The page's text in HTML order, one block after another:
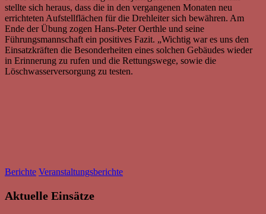
stellte sich heraus, dass die in den vergangenen Monaten neu
errichteten Aufstellflächen für die Drehleiter sich bewähren. Am
Ende der Übung zogen Hans-Peter Oerthle und seine
Führungsmannschaft ein positives Fazit. „Wichtig war es uns den
Einsatzkräften die Besonderheiten eines solchen Gebäudes wieder
in Erinnerung zu rufen und die Rettungswege, sowie die
Löschwasserversorgung zu testen.
Berichte Veranstaltungsberichte
Aktuelle Einsätze